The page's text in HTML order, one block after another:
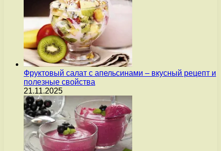
Фруктовый салат с апельсинами – вкусный рецепт и
полезные свойства
21.11.2025